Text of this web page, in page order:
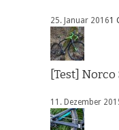
25. Januar 20161
[Test]
11. Dezember